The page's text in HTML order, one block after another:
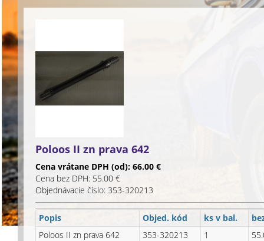
Poloos II zn prava 642
Cena vrátane DPH (od): 66.00 €
Cena bez DPH: 55.00 €
Objednávacie číslo: 353-320213
Popis Objed. kód ks v bal.
Poloos II zn prava 642
353-320213 1